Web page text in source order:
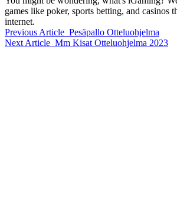
games like poker, sports betting, and casinos
internet.
Previous Article Pesäpallo Otteluohjelma
Next Article Mm Kisat Otteluohjelma 2023